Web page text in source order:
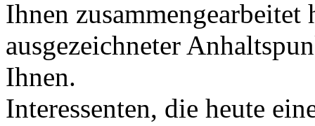
Ihnen zusammengearbeitet
ausgezeichneter
Ihnen.
Interessenten, die heute